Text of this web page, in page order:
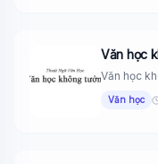
Văn học
Văn học
Văn học